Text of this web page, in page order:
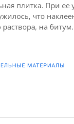
плитка. При ее
что
раствора, на
слой
МАТЕРИАЛЫ